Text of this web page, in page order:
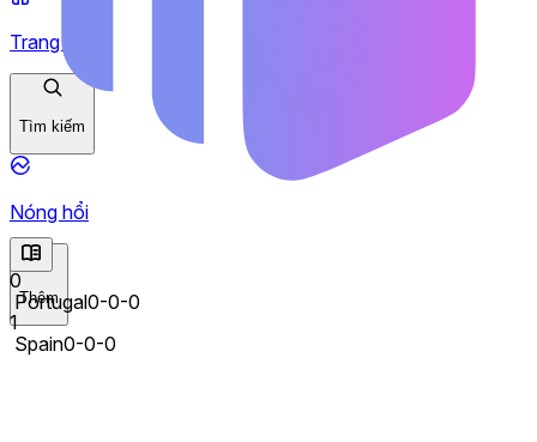
0
Portugal0-0-0
1
Spain0-0-0
Trang chủ
Tìm kiếm
Nóng hổi
Thêm